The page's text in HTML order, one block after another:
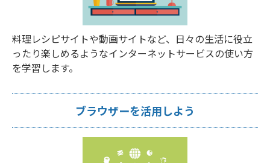
料理レシピサイトや動画サイトなど、日々の生活に役立
ったり楽しめるようなインターネットサービスの使い方
を学習します。
ブラウザーを活用しよう